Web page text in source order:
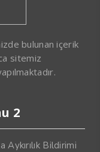
bulunan içerik
sitemiz
2
Aykırılık Bildirimi